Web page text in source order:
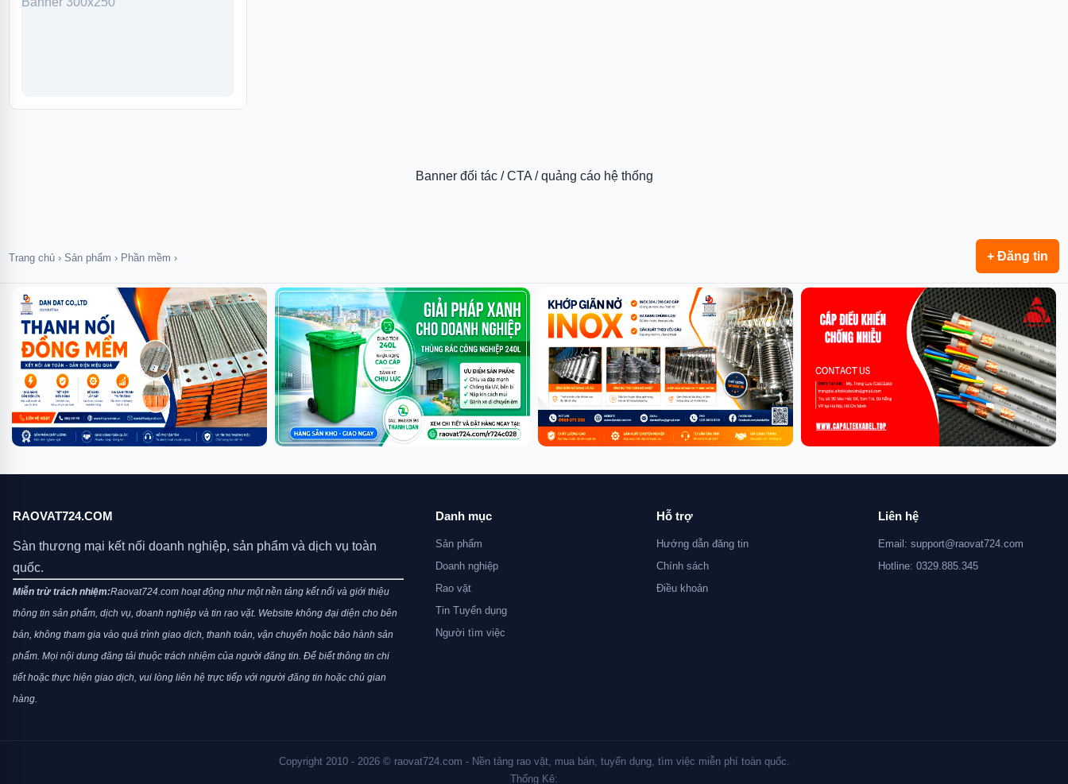
Banner đối tác / CTA / quảng cáo hệ thống
Trang chủ › Sản phẩm › Phần mềm › + Đăng tin
RAOVAT724.COM
Sàn thương mại kết nối doanh nghiệp, sản phẩm và dịch vụ toàn
quốc.
Miễn trừ trách nhiệm:Raovat724.com hoạt động như một nền tảng kết nối và giới thiệu
thông tin sản phẩm, dịch vụ, doanh nghiệp và tin rao vặt. Website không đại diện cho bên
bán, không tham gia vào quá trình giao dịch, thanh toán, vận chuyển hoặc bảo hành sản
phẩm. Mọi nội dung đăng tải thuộc trách nhiệm của người đăng tin. Để biết thông tin chi
tiết hoặc thực hiện giao dịch, vui lòng liên hệ trực tiếp với người đăng tin hoặc chủ gian
hàng.
Danh mục
Sản phẩm
Doanh nghiệp
Rao vặt
Tin Tuyển dụng
Người tìm việc
Hỗ trợ
Hướng dẫn đăng tin
Chính sách
Điều khoản
Liên hệ
Email: support@raovat724.com
Hotline: 0329.885.345
Copyright 2010 - 2026 © raovat724.com - Nền tảng rao vặt, mua bán, tuyển dụng, tìm việc miễn phí toàn quốc.
Thống Kê: